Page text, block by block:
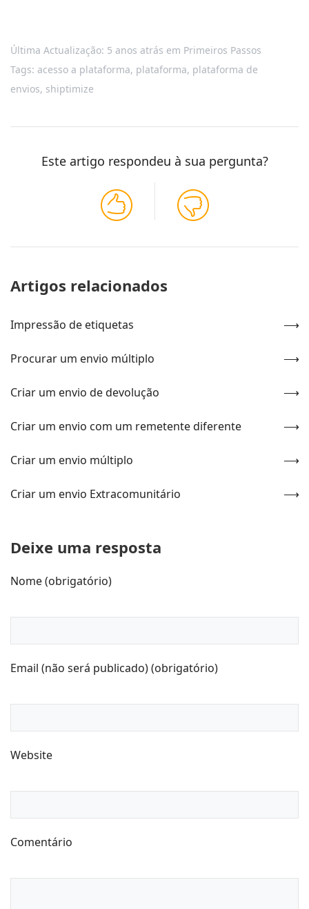
Última Actualização: 5 anos atrás em Primeiros Passos
Tags: acesso a plataforma, plataforma, plataforma de
envios, shiptimize
Este artigo respondeu à sua pergunta?
Artigos relacionados
Impressão de etiquetas
Procurar um envio múltiplo
Criar um envio de devolução
Criar um envio com um remetente diferente
Criar um envio múltiplo
Criar um envio Extracomunitário
Deixe uma resposta
Nome (obrigatório)
Email (não será publicado) (obrigatório)
Website
Comentário